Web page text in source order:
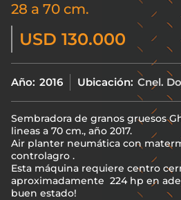
28 a 70 cm.
USD 130.000
Año: 2016 Ubicación: Cnel.
Sembradora de granos gruesos
lineas a 70 cm., año 2017.
Air planter neumática con
controlagro .
Esta máquina requiere centro
aproximadamente 224 hp en
buen estado!